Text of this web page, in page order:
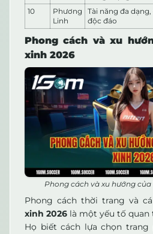
10
Phương
Linh
Tài năng đa
độc đáo
Phong cách và xu
xinh 2026
Phong cách và xu hướng của
Phong cách thời trang và
xinh 2026 là một yếu tố
Họ biết cách lựa chọn